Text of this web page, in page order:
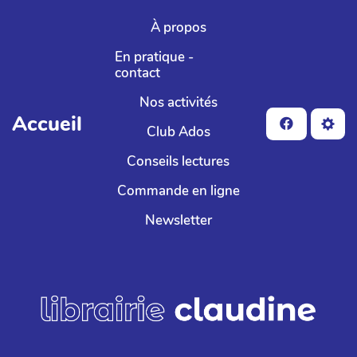
Aller au contenu principal
Accueil
À propos
En pratique -
contact
Nos activités
Club Ados
Conseils lectures
Commande en ligne
Newsletter